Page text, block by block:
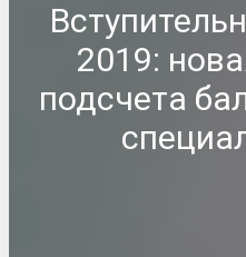
2019:
подсчета